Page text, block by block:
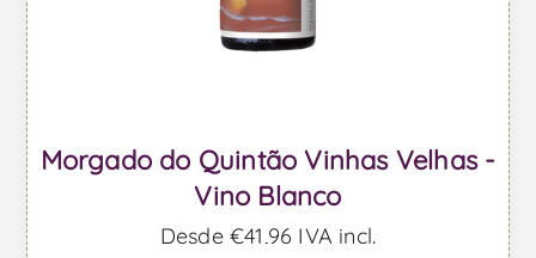
Morgado do Quintão Vinhas Velhas -
Vino Blanco
Desde €41,96 IVA incl.